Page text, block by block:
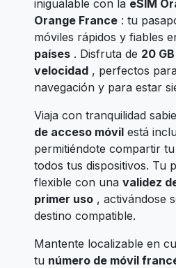
inigualable con la eSIM
Orange France : tu
móviles rápidos y fiables
países . Disfruta de 20
velocidad , perfectos
navegación y para estar
Viaja con tranquilidad
de acceso móvil está
permitiéndote compartir
todos tus dispositivos. Tu
flexible con una validez
primer uso , activándose
destino compatible.
Mantente localizable en
tu número de móvil